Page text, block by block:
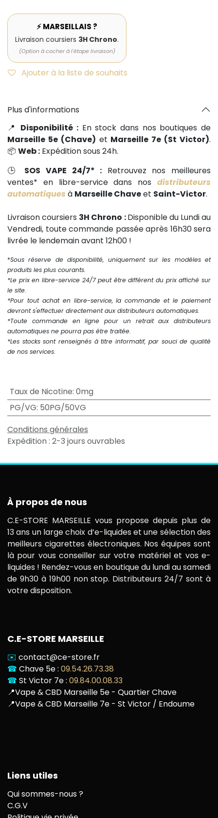
⚡ MARSEILLAIS ?
Livraison coursiers 3H Chrono.
(Option à cocher à l'étape livraison)
Ajouter à la liste de souhaits
Plus d'informations
📍 Disponibilité : En stock dans nos boutiques de
Marseille 5e (Chave) et Marseille 7e (St Victor).
📦 Web : Expédition sous 24h.
🕒 SOS VAPE 24/7* : Retrouvez nos meilleures
ventes* en libre-service dans nos distributeurs
automatiques à Marseille Chaveet Saint-Victor.
Livraison coursiers 3H Chrono :Disponible du Lundi au
Vendredi, toute commande passée après 16h30 sera
livrée le lendemain avant 12h00 !
*Sous réserve de disponibilité, uniquement sur les modèles et
produits les plus courants.
*Le prix en libre-service 24/7 peut être différent du prix affiché sur
le site.
*Pour tout achat en libre-service, la commande et le paiement
devront s'effectuer directement aux distributeurs automatiques.
*Toute commande en ligne pour un retrait aux distributeurs
automatiques ne pourra pas être traitée.
*Les stocks sont renseignés à titre informatif, par souci de qualité
de nos services.
Taux de Nicotine: 0mg
PG/VG: 50PG/50VG
Conditions générales
Expédition : 2-3 jours ouvrables
À propos de nous
C.E-STORE MARSEILLE vous propose depuis plus de
13 ans un large choix d’e-liquides et une sélection des
meilleurs cigarettes électroniques. Nos équipes sont
là pour vous conseiller sur votre matériel et vos e-
liquides ! Rendez-vous en boutique du lundi au samedi
de 9h30 à 19h00 non stop. Distributeurs 24/7 sont à
votre disposition.
C.E-STORE MARSEILLE
✉️ contact@ce-store.fr
☎ Chave 5e : 09.54.26.73.38
☎ St Victor 7e : 09.84.00.08.33
📍Vape & CBD Marseille 5e - Quartier Chave
📍Vape & CBD Marseille 7e - St Victor / Endoume
Liens utiles
Qui sommes-nous ?
C.G.V